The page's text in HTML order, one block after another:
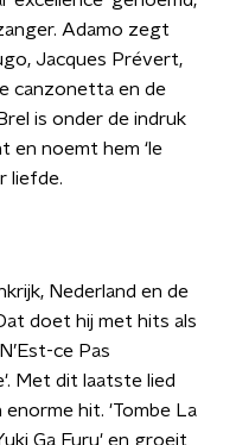
Adamo zegt
Jacques Prévert,
canzonetta en de
is onder de indruk
en noemt hem ‘le
liefde.
Nederland en de
doet hij met hits als
ce Pas
Met dit laatste lied
hit. 'Tombe La
Ga Furu' en groeit